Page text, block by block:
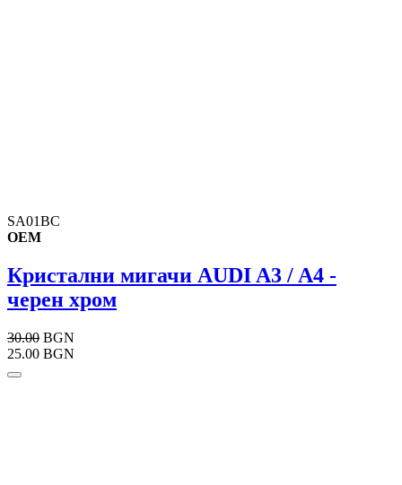
SA01BC
OEM
Кристални мигачи AUDI A3 / A4 -
черен хром
30.00 BGN
25.00 BGN